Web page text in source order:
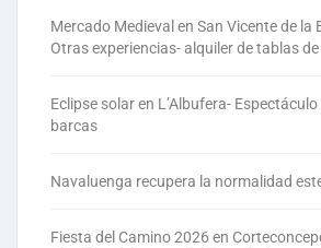
Mercado Medieval en San Vicente de la
Otras experiencias- alquiler de tablas
Eclipse solar en L’Albufera-
barcas
Navaluenga recupera la normalidad
Fiesta del Camino 2026 en